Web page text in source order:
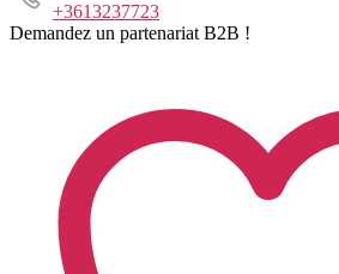
+3613237723
Demandez un partenariat B2B !